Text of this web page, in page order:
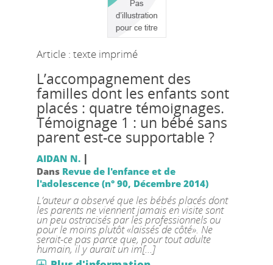
Article : texte imprimé
L’accompagnement des
familles dont les enfants sont
placés : quatre témoignages.
Témoignage 1 : un bébé sans
parent est-ce supportable ?
AIDAN N. |
Dans Revue de l'enfance et de
l'adolescence (n° 90, Décembre 2014)
L’auteur a observé que les bébés placés dont
les parents ne viennent jamais en visite sont
un peu ostracisés par les professionnels ou
pour le moins plutôt «laissés de côté». Ne
serait-ce pas parce que, pour tout adulte
humain, il y aurait un im[...]